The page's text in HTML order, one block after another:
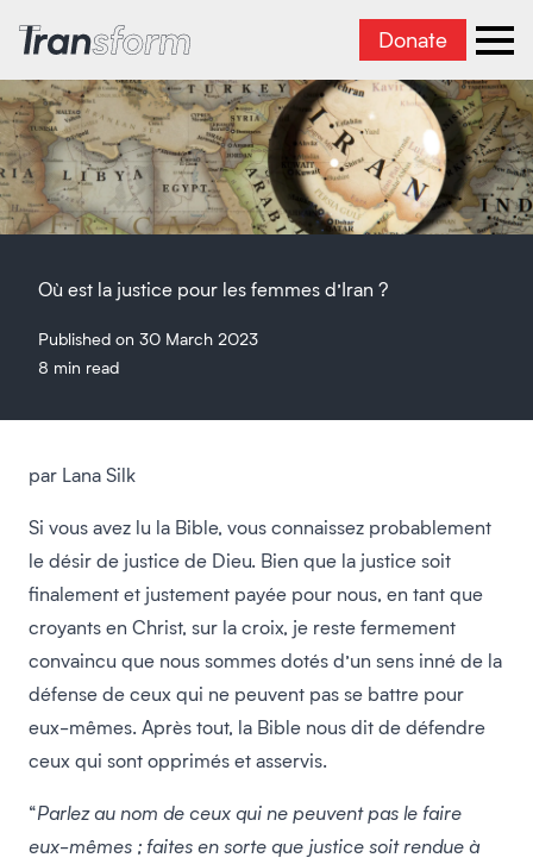
Transform Iran Donate
Où est la justice pour les femmes d’Iran ?
Published on 30 March 2023
8 min read
par Lana Silk
Si vous avez lu la Bible, vous connaissez probablement
le désir de justice de Dieu. Bien que la justice soit
finalement et justement payée pour nous, en tant que
croyants en Christ, sur la croix, je reste fermement
convaincu que nous sommes dotés d’un sens inné de la
défense de ceux qui ne peuvent pas se battre pour
eux-mêmes. Après tout, la Bible nous dit de défendre
ceux qui sont opprimés et asservis.
“Parlez au nom de ceux qui ne peuvent pas le faire
eux-mêmes ; faites en sorte que justice soit rendue à